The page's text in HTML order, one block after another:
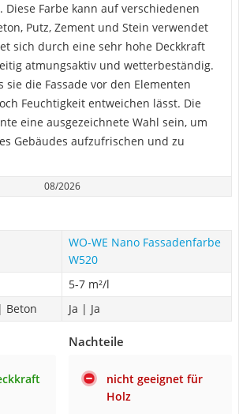
Diese Farbe kann auf verschiedenen
Putz, Zement und Stein verwendet
sich durch eine sehr hohe Deckkraft
atmungsaktiv und wetterbeständig.
sie die Fassade vor den Elementen
Feuchtigkeit entweichen lässt. Die
eine ausgezeichnete Wahl sein, um
Gebäudes aufzufrischen und zu
08/2026
WO-WE Nano Fassadenfarbe
W520
5-7 m²/l
Beton
Ja | Ja
Nachteile
nicht geeignet für
Holz